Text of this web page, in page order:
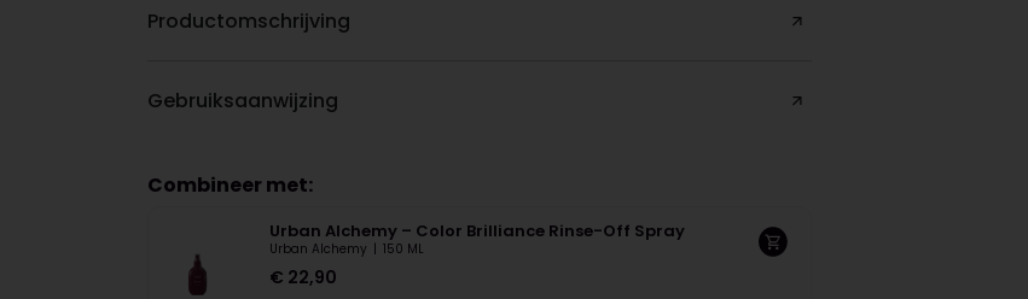
Productomschrijving
Gebruiksaanwijzing
Combineer met:
Urban Alchemy – Color Brilliance Rinse-Off Spray
Urban Alchemy 150 ML
€ 22,90